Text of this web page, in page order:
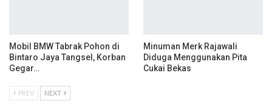
Mobil BMW Tabrak Pohon di
Bintaro Jaya Tangsel, Korban
Gegar…
Minuman Merk Rajawali
Diduga Menggunakan Pita
Cukai Bekas
PREV NEXT